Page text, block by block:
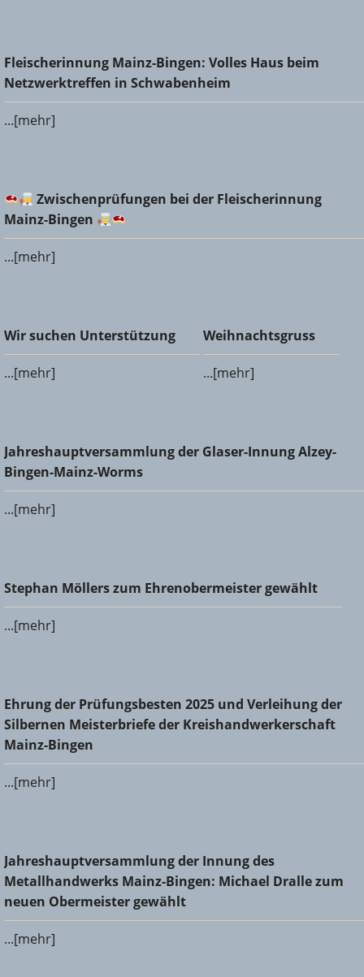
Fleischerinnung Mainz-Bingen: Volles Haus beim
Netzwerktreffen in Schwabenheim
Fleischerinnung Mainz-Bingen: Volles Haus beim
Netzwerktreffen in Schwabenheim
...[mehr]
Zwischenprüfungen bei der Fleischerinnung Mainz-
Bingen
Zwischenprüfungen bei der Fleischerinnung
Mainz-Bingen
...[mehr]
Wir suchen Unterstützung
Wir suchen Unterstützung
...[mehr]
Weihnachtsgruss
Weihnachtsgruss
...[mehr]
Jahreshauptversammlung der Glaser-Innung Alzey-Bingen-
Mainz-Worms
Jahreshauptversammlung der Glaser-Innung Alzey-
Bingen-Mainz-Worms
...[mehr]
Stephan Möllers zum Ehrenobermeister gewählt
Stephan Möllers zum Ehrenobermeister gewählt
...[mehr]
Ehrung der Prüfungsbesten 2025 und Verleihung der
Silbernen Meisterbriefe der Kreishandwerkerschaft Mainz-
Bingen
Ehrung der Prüfungsbesten 2025 und Verleihung der
Silbernen Meisterbriefe der Kreishandwerkerschaft
Mainz-Bingen
...[mehr]
Jahreshauptversammlung der Innung des
Metallhandwerks Mainz-Bingen: Michael Dralle zum neuen
Obermeister gewählt
Jahreshauptversammlung der Innung des
Metallhandwerks Mainz-Bingen: Michael Dralle zum
neuen Obermeister gewählt
...[mehr]